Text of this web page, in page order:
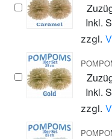
Inkl.
zzgl.
Inkl.
zzgl.